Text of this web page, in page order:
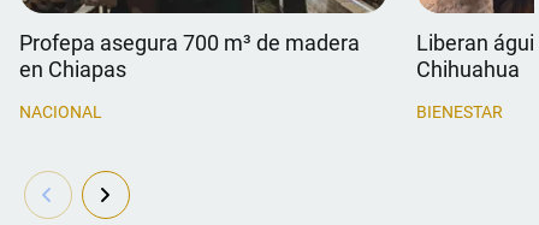
Profepa asegura 700 m³ de madera
en Chiapas
NACIONAL
Liberan
Chihuahua
BIENESTAR